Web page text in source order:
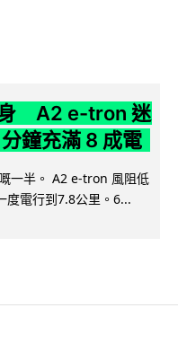
身 A2 e-tron 迷
鐘充滿 8 成電
一半。 A2 e-tron 風阻低
度電行到7.8公里。6...